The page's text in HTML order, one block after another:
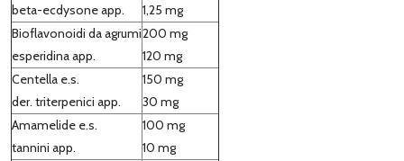
beta-ecdysone app.
1,25 mg
Bioflavonoidi da agrumi
esperidina app.
200 mg
120 mg
Centella e.s.
der. triterpenici app.
150 mg
30 mg
Amamelide e.s.
tannini app.
100 mg
10 mg